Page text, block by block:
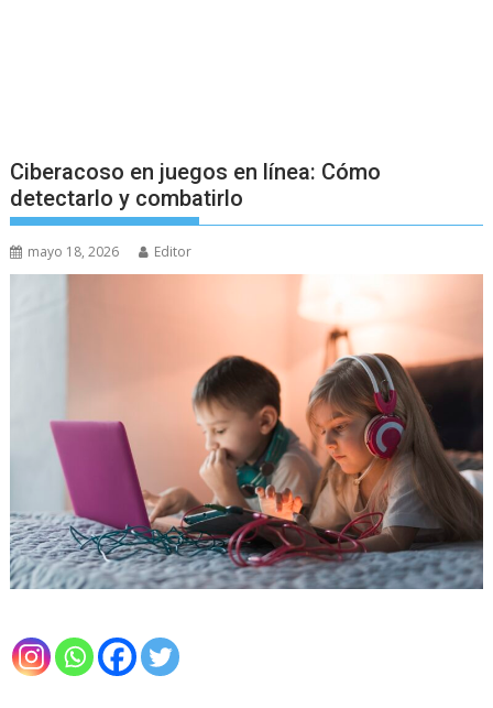
Ciberacoso en juegos en línea: Cómo
detectarlo y combatirlo
mayo 18, 2026 Editor